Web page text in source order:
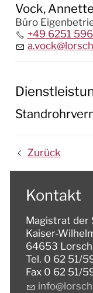
Vock, Annette
Büro
+49 6251
Zurück
Kontakt
Magistrat der
Kaiser-
64653 Lorsch
Tel. 0 62 51/
Fax 0 62 51/
nf
l rsch